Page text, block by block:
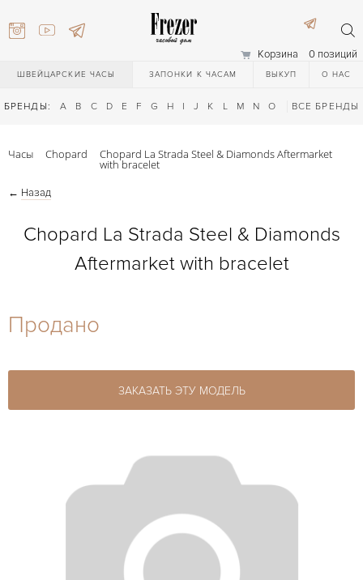
Корзина 0 позиций
ШВЕЙЦАРСКИЕ ЧАСЫ ЗАПОНКИ К ЧАСАМ ВЫКУП О НАС
БРЕНДЫ: A B C D E F G H I J K L M N O Q R S T
ВСЕ БРЕНДЫ
27-44
Часы Chopard Chopard La Strada Steel & Diamonds Aftermarket
with bracelet
← Назад
Chopard La Strada Steel & Diamonds
Aftermarket with bracelet
Продано
ЗАКАЗАТЬ ЭТУ МОДЕЛЬ